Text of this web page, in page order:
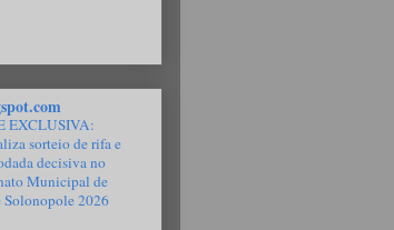
EXCLUSIVA:
sorteio de rifa e
decisiva no
Municipal de
Solonopole 2026